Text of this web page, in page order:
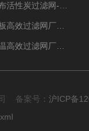
备案号： 沪ICP备